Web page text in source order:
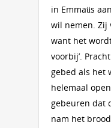
in Emmaüs
wil nemen. Zij
want het
voorbij’.
gebed als het
helemaal
gebeuren dat
nam het